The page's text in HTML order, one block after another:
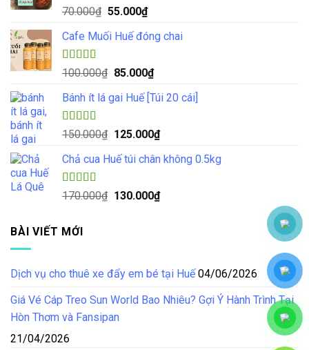
35.000₫.
Được xếp
5.00
sao
70.000₫ Giá
là:
55.000₫Giá
tại
55.000₫.
Cafe Muối Huế đóng chai
Được xếp
5.005
sao
100.000₫ Giá
là:
85.000₫Giá
tại
85.000₫.
Bánh ít lá gai Huế [Túi 20 cái]
Được xếp
4.57
5 sao
150.000₫ Giá
là:
125.000₫Giá
tại
125.000₫.
Chả cua Huế túi chân không 0.5kg
Được xếp
4.50
170.000₫ Giá
130.000₫Giá
BÀI VIẾT MỚI
Dịch vụ cho thuê xe đẩy em bé tại Huế 04/06/2026
Giá Vé Cáp Treo Sun World Bao Nhiêu? Gợi Ý Hành Trình Tại
Hòn Thơm và Fansipan
21/04/2026